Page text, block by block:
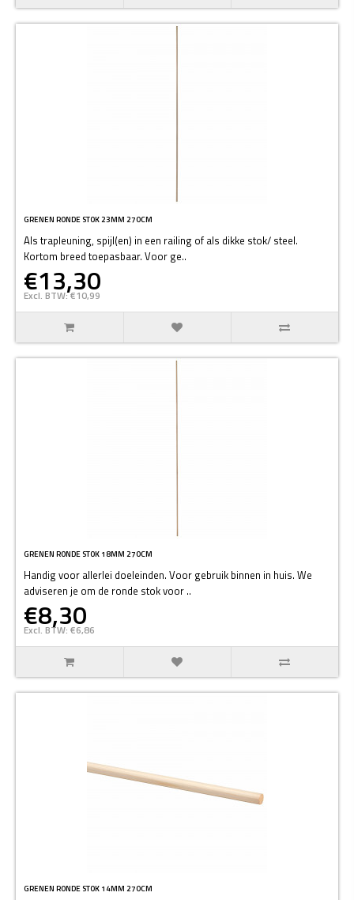
GRENEN RONDE STOK 23MM 270CM
Als trapleuning, spijl(en) in een railing of als dikke stok/ steel.
Kortom breed toepasbaar. Voor ge..
€13,30
Excl. BTW: €10,99
GRENEN RONDE STOK 18MM 270CM
Handig voor allerlei doeleinden. Voor gebruik binnen in huis. We
adviseren je om de ronde stok voor ..
€8,30
Excl. BTW: €6,86
GRENEN RONDE STOK 14MM 270CM